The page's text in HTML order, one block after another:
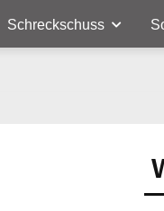
Schreckschuss